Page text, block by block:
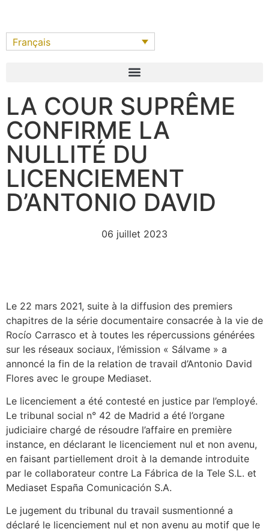
Français
LA COUR SUPRÊME
CONFIRME LA
NULLITÉ DU
LICENCIEMENT
D’ANTONIO DAVID
06 juillet 2023
Le 22 mars 2021, suite à la diffusion des premiers
chapitres de la série documentaire consacrée à la vie de
Rocío Carrasco et à toutes les répercussions générées
sur les réseaux sociaux, l’émission « Sálvame » a
annoncé la fin de la relation de travail d’Antonio David
Flores avec le groupe Mediaset.
Le licenciement a été contesté en justice par l’employé.
Le tribunal social n° 42 de Madrid a été l’organe
judiciaire chargé de résoudre l’affaire en première
instance, en déclarant le licenciement nul et non avenu,
en faisant partiellement droit à la demande introduite
par le collaborateur contre La Fábrica de la Tele S.L. et
Mediaset España Comunicación S.A.
Le jugement du tribunal du travail susmentionné a
déclaré le licenciement nul et non avenu au motif que le